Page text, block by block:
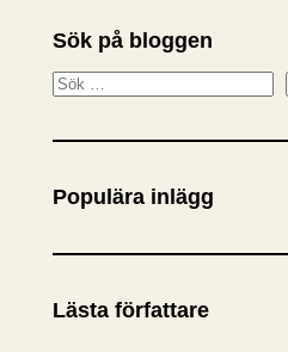
Sök på bloggen
S
k
Populära inlägg
Lästa författare